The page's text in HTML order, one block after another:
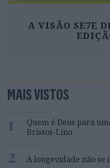
A VISÃO SE7E
MAIS VISTOS
1
Quem é Deus para
Brissos-Lino
2 A longevidade não se